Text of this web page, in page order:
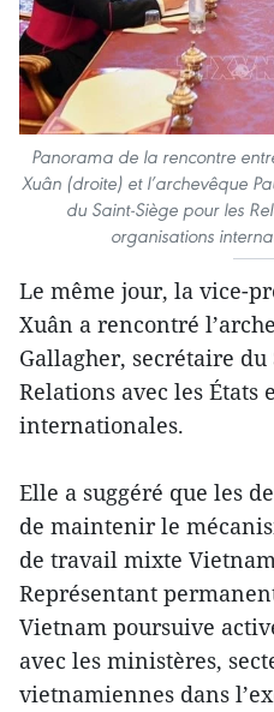
Panorama de la rencontre
Xuân (droite) et l’archevêque
du Saint-Siège pour les
organisations
Le même jour, la vice-
Xuân a rencontré
Gallagher, secrétaire
Relations avec les États
internationales.
Elle a suggéré que les
de maintenir le
de travail mixte
Représentant
Vietnam poursuive
avec les ministères,
vietnamiennes dans